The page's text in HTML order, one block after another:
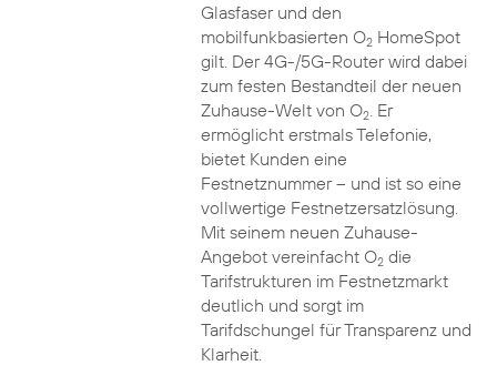
Glasfaser und den
mobilfunkbasierten O2HomeSpot
gilt. Der 4G-/5G-Router wird dabei
zum festen Bestandteil der neuen
Zuhause-Welt von O2. Er
ermöglicht erstmals Telefonie,
bietet Kunden eine
Festnetznummer – und ist so eine
vollwertige Festnetzersatzlösung.
Mit seinem neuen Zuhause-
Angebot vereinfacht O2die
Tarifstrukturen im Festnetzmarkt
deutlich und sorgt im
Tarifdschungel für Transparenz und
Klarheit.